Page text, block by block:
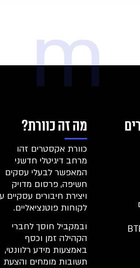
מה זה כוורת?
כוורת אקסטרים זהו
מרחב דיגיטלי חדשני
המאפשר לבעלי עסקים
חשיפה, פרסום מדויק
ויצירת חיבורים עסקיים
לקוחות פוטנציאליים.
ובמקביל חוסך לחברי
הקהילה זמן וכסף
באמצעות מידע רלוונטי,
תשובות מומחים והצעת